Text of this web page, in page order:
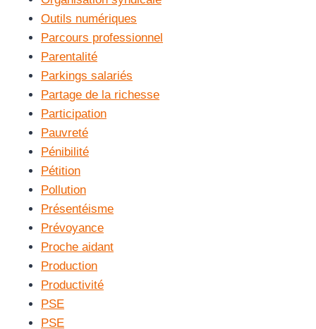
Outils numériques
Parcours professionnel
Parentalité
Parkings salariés
Partage de la richesse
Participation
Pauvreté
Pénibilité
Pétition
Pollution
Présentéisme
Prévoyance
Proche aidant
Production
Productivité
PSE
PSE